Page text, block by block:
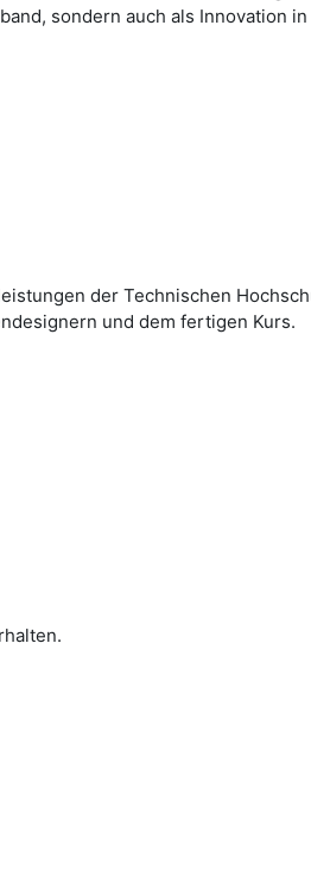
sondern auch als Innovation
der Technischen
und dem fertigen Kurs.